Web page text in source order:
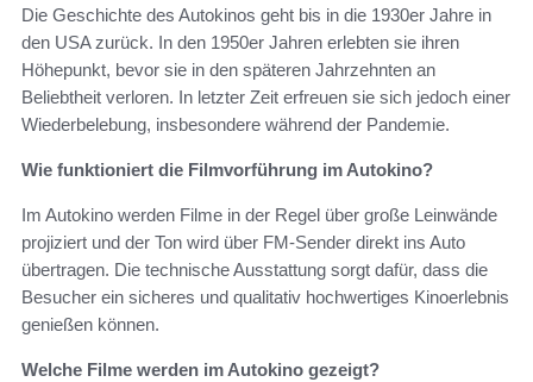
Die Geschichte des Autokinos geht bis in die 1930er Jahre in
den USA zurück. In den 1950er Jahren erlebten sie ihren
Höhepunkt, bevor sie in den späteren Jahrzehnten an
Beliebtheit verloren. In letzter Zeit erfreuen sie sich jedoch einer
Wiederbelebung, insbesondere während der Pandemie.
Wie funktioniert die Filmvorführung im Autokino?
Im Autokino werden Filme in der Regel über große Leinwände
projiziert und der Ton wird über FM-Sender direkt ins Auto
übertragen. Die technische Ausstattung sorgt dafür, dass die
Besucher ein sicheres und qualitativ hochwertiges Kinoerlebnis
genießen können.
Welche Filme werden im Autokino gezeigt?